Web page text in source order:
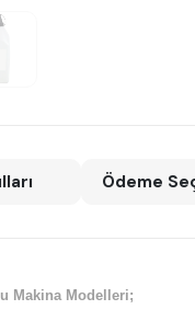
Ödeme
Makina Modelleri;